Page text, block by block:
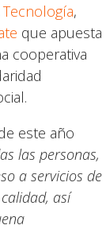
Tecnología,
que apuesta
cooperativa
este año
las personas,
a servicios de
así